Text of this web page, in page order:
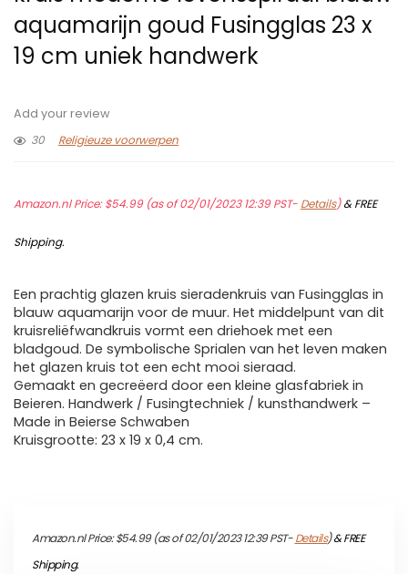
aquamarijn goud Fusingglas 23 x
19 cm uniek handwerk
Add your review
30
Religieuze voorwerpen
Amazon.nl Price:$54.99(as of 02/01/2023 12:39 PST- Details)&FREE
Shipping.
Een prachtig glazen kruis sieradenkruis van Fusingglas in
blauw aquamarijn voor de muur. Het middelpunt van dit
kruisreliëfwandkruis vormt een driehoek met een
bladgoud. De symbolische Sprialen van het leven maken
het glazen kruis tot een echt mooi sieraad.
Gemaakt en gecreëerd door een kleine glasfabriek in
Beieren. Handwerk / Fusingtechniek / kunsthandwerk –
Made in Beierse Schwaben
Kruisgrootte: 23 x 19 x 0,4 cm.
Amazon.nl Price:$54.99(as of 02/01/2023 12:39 PST-Details)&FREE
Shipping.